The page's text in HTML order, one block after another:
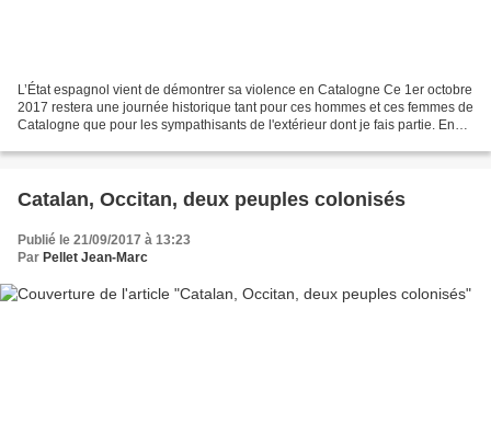
L’État espagnol vient de démontrer sa violence en Catalogne Ce 1er octobre
2017 restera une journée historique tant pour ces hommes et ces femmes de
Catalogne que pour les sympathisants de l'extérieur dont je fais partie. En
Catalan, Occitan, deux peuples colonisés
Publié le 21/09/2017 à 13:23
Par Pellet Jean-Marc